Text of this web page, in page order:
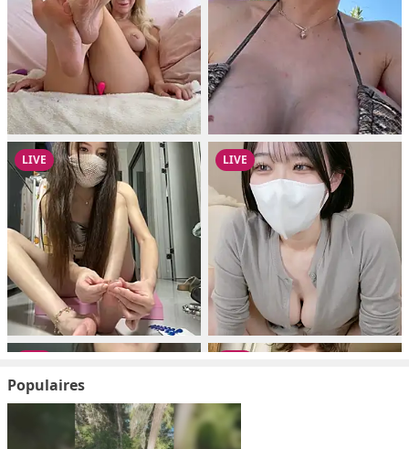
Populaires